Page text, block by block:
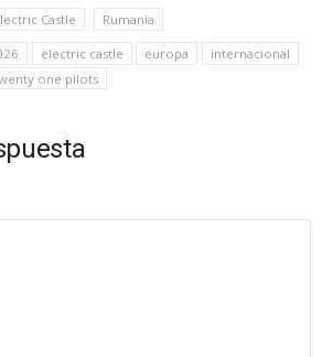
Castle Rumanía
electric castle europa
internacional
one pilots